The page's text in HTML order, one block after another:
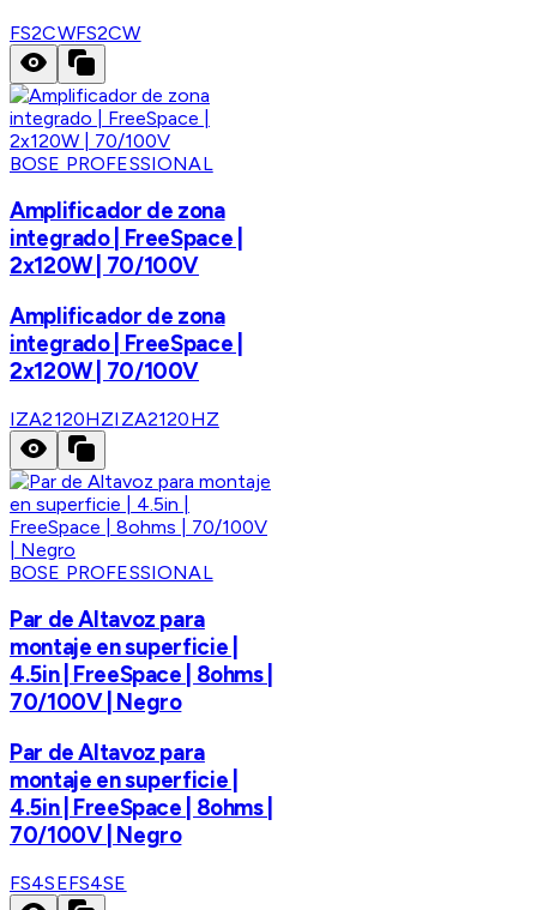
FS2CWFS2CW
BOSE PROFESSIONAL
Amplificador de zona
integrado | FreeSpace |
2x120W | 70/100V
Amplificador de zona
integrado | FreeSpace |
2x120W | 70/100V
IZA2120HZIZA2120HZ
BOSE PROFESSIONAL
Par de Altavoz para
montaje en superficie |
4.5in | FreeSpace | 8ohms |
70/100V | Negro
Par de Altavoz para
montaje en superficie |
4.5in | FreeSpace | 8ohms |
70/100V | Negro
FS4SEFS4SE